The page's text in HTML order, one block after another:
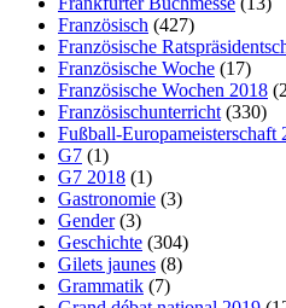
Französisch (427)
Französische
Französische Woche (17)
Französische Wochen 2018
Französischunterricht (330)
Fußball-Europameisterschaft
G7 (1)
G7 2018 (1)
Gastronomie (3)
Gender(3)
Geschichte (304)
Gilets jaunes (8)
Grammatik (7)